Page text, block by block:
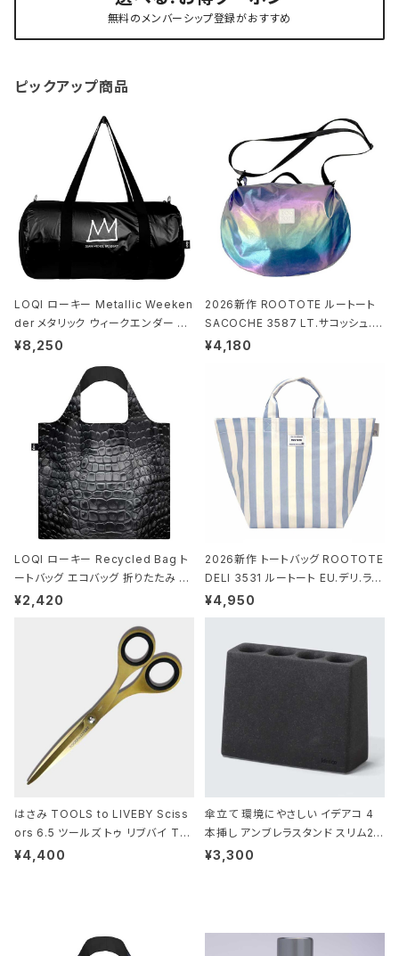
無料のメンバーシップ登録がおすすめ
ピックアップ商品
LOQI ローキー Metallic Weeken
der メタリック ウィークエンダー ボ
ストンバッグ ショルダーバッグ JEAN
ck ジャン=ミッシェル・バスキア/クラ
ウン ブラック
¥8,250
2026新作 ROOTOTE ルートート
SACOCHE 3587 LT.サコッシュ.ル
ミエ-B ショルダーバッグ グロスネイ
¥4,180
LOQI ローキー Recycled Bag ト
ートバッグ エコバッグ 折りたたみ 大
きめ 撥水加工 収納ポーチ CROCO
¥2,420
2026新作 トートバッグ ROOTOTE
DELI 3531 ルートート EU.デリ.ラミ
ネート-W サックス・ホワイト
¥4,950
はさみ TOOLS to LIVEBY Sciss
ors 6.5 ツールズ トゥ リブバイ TL
010 シザーズ 6.5 ゴールド
¥4,400
傘立て 環境にやさしい イデアコ 4
本挿し アンブレラスタンド スリム2 i
deaco Umbrella Stand slim2 s
¥3,300